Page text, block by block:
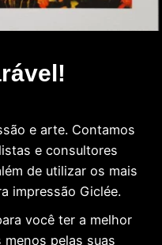
e arte. Contamos
e consultores
de utilizar os mais
impressão Giclée.
você ter a melhor
pelas suas